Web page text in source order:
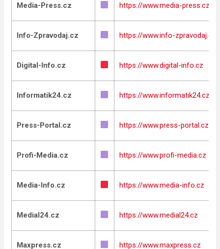
Media-Press.cz https://www.media-press.cz
Info-Zpravodaj.cz https://www.info-zpravodaj.cz
Digital-Info.cz https://www.digital-info.cz
Informatik24.cz https://www.informatik24.cz
Press-Portal.cz https://www.press-portal.cz
Profi-Media.cz https://www.profi-media.cz
Media-Info.cz https://www.media-info.cz
Medial24.cz https://www.medial24.cz
Maxpress.cz https://www.maxpress.cz